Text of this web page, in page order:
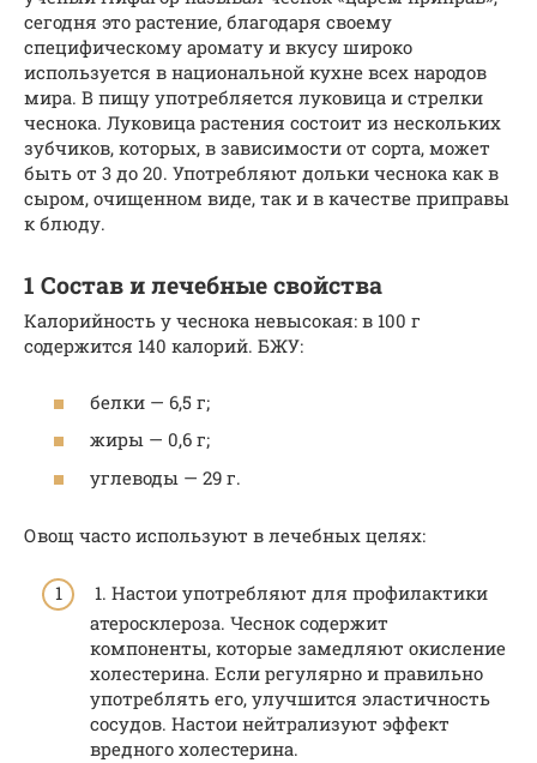
сегодня это растение, благодаря своему
специфическому аромату и вкусу широко
используется в национальной кухне всех народов
мира. В пищу употребляется луковица и стрелки
чеснока. Луковица растения состоит из нескольких
зубчиков, которых, в зависимости от сорта, может
быть от 3 до 20. Употребляют дольки чеснока как в
сыром, очищенном виде, так и в качестве приправы
к блюду.
1 Состав и лечебные свойства
Калорийность у чеснока невысокая: в 100 г
содержится 140 калорий. БЖУ:
белки — 6,5 г;
жиры — 0,6 г;
углеводы — 29 г.
Овощ часто используют в лечебных целях:
1. Настои употребляют для профилактики
атеросклероза. Чеснок содержит
компоненты, которые замедляют окисление
холестерина. Если регулярно и правильно
употреблять его, улучшится эластичность
сосудов. Настои нейтрализуют эффект
вредного холестерина.